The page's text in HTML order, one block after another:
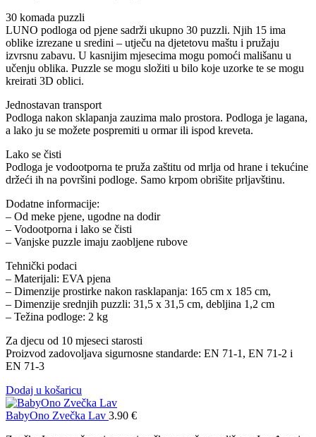
30 komada puzzli
LUNO podloga od pjene sadrži ukupno 30 puzzli. Njih 15 ima
oblike izrezane u sredini – utječu na djetetovu maštu i pružaju
izvrsnu zabavu. U kasnijim mjesecima mogu pomoći mališanu u
učenju oblika. Puzzle se mogu složiti u bilo koje uzorke te se mogu
kreirati 3D oblici.
Jednostavan transport
Podloga nakon sklapanja zauzima malo prostora. Podloga je lagana,
a lako ju se možete pospremiti u ormar ili ispod kreveta.
Lako se čisti
Podloga je vodootporna te pruža zaštitu od mrlja od hrane i tekućine
držeći ih na površini podloge. Samo krpom obrišite prljavštinu.
Dodatne informacije:
– Od meke pjene, ugodne na dodir
– Vodootporna i lako se čisti
– Vanjske puzzle imaju zaobljene rubove
Tehnički podaci
– Materijali: EVA pjena
– Dimenzije prostirke nakon rasklapanja: 165 cm x 185 cm,
– Dimenzije srednjih puzzli: 31,5 x 31,5 cm, debljina 1,2 cm
– Težina podloge: 2 kg
Za djecu od 10 mjeseci starosti
Proizvod zadovoljava sigurnosne standarde: EN 71-1, EN 71-2 i
EN 71-3
Dodaj u košaricu
BabyOno Zvečka Lav 3.90 €